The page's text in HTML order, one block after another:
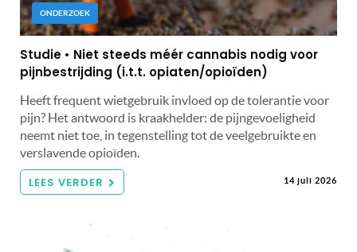
ONDERZOEK
Studie • Niet steeds méér cannabis nodig voor
pijnbestrijding (i.t.t. opiaten/opioïden)
Heeft frequent wietgebruik invloed op de tolerantie voor
pijn? Het antwoord is kraakhelder: de pijngevoeligheid
neemt niet toe, in tegenstelling tot de veelgebruikte en
verslavende opioïden.
LEES VERDER 14 juli 2026